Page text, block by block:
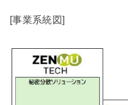
[事業系統図]